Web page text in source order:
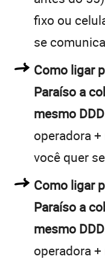
fixo ou
se
Como ligar
Paraíso a
mesmo
operadora
você quer
Como ligar
Paraíso a
mesmo
operadora